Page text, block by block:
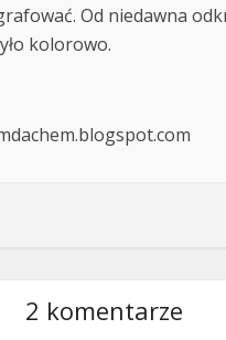
Od niedawna
kolorowo.
2 komentarze